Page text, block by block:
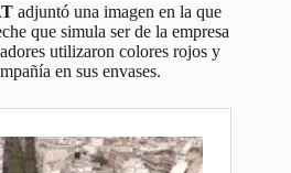
adjuntó una imagen en la que
que simula ser de la empresa
utilizaron colores rojos y
en sus envases.